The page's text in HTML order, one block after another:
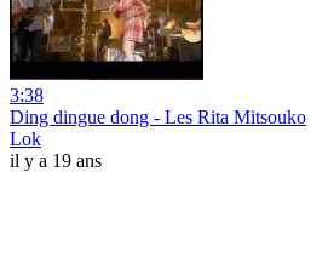
3:38
Ding dingue dong - Les Rita Mitsouko
Lok
il y a 19 ans